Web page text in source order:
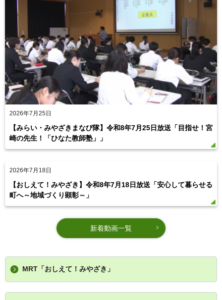
2026年7月25日
【みらい・みやざきまなび隊】令和8年7月25日放送「目指せ！宮
崎の先生！「ひなた教師塾」」
2026年7月18日
【おしえて！みやざき】令和8年7月18日放送「安心して暮らせる
町へ～地域づくり顕彰～」
新着動画一覧
MRT「おしえて！みやざき」